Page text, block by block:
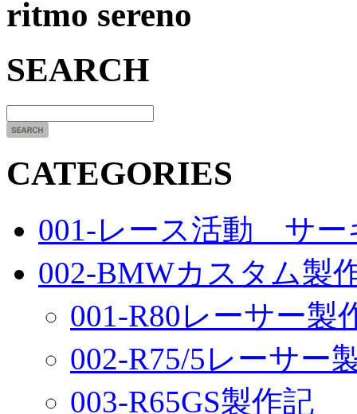
ritmo sereno
SEARCH
CATEGORIES
001-レース活動 サー
002-BMWカスタム製
001-R80レーサー製
002-R75/5レーサー
003-R65GS製作記